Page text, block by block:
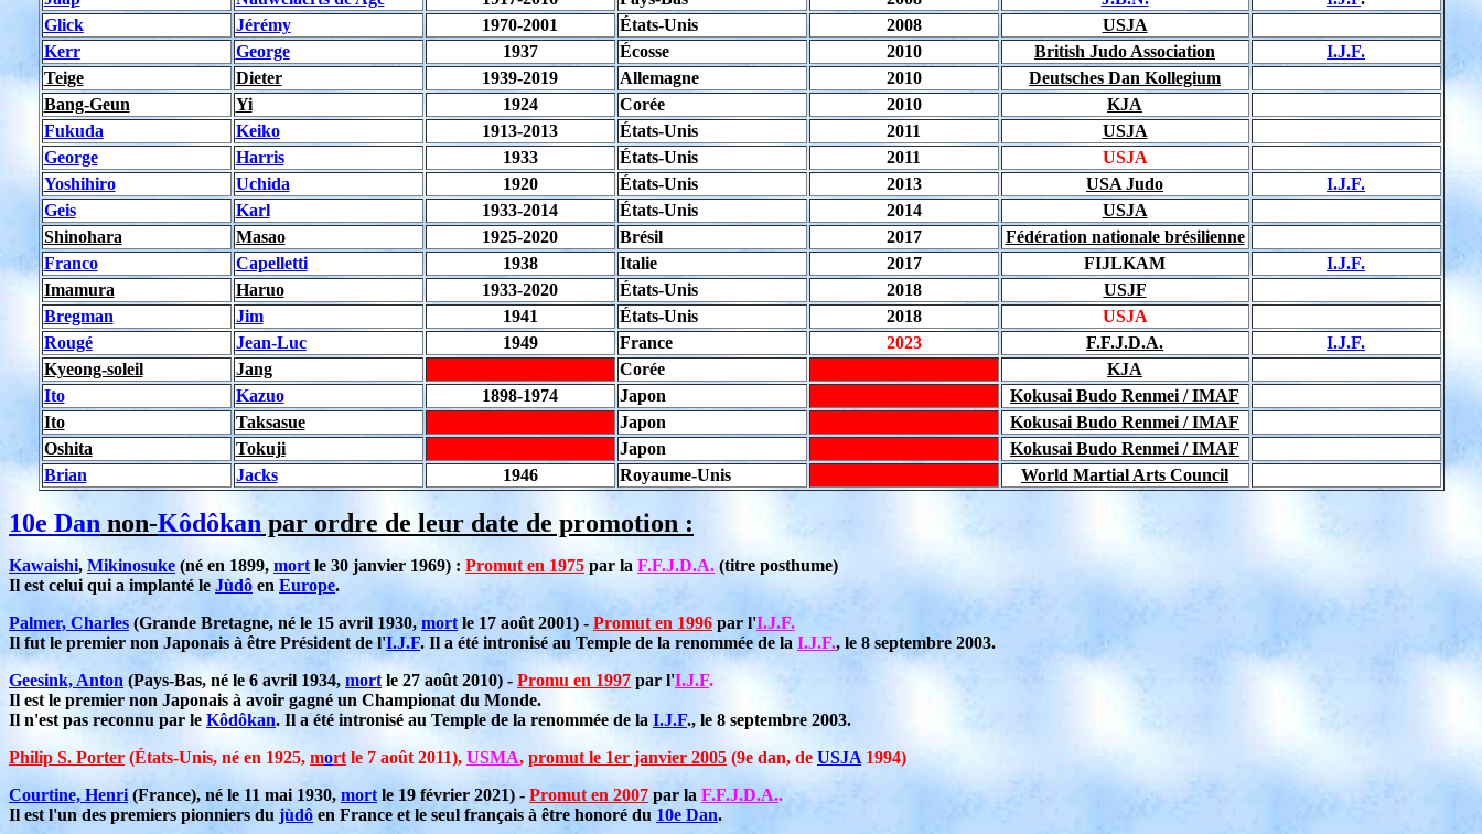
Glick
Jérémy 1970-2001 États-Unis 2008
USJA
Kerr
George 1937 Écosse 2010 British Judo Association
I.J.F.
Teige
Dieter 1939-2019 Allemagne 2010
Deutsches Dan Kollegium
Bang-Geun
Yi 1924 Corée 2010
KJA
Fukuda
Keiko 1913-2013 États-Unis 2011
USJA
George
Harris 1933 États-Unis 2011
USJA
Yoshihiro
Uchida 1920 États-Unis 2013 USA Judo
I.J.F.
Geis
Karl 1933-2014 États-Unis 2014
USJA
Shinohara
Masao 1925-2020 Brésil 2017
Fédération nationale brésilienne
Franco
Capelletti 1938 Italie 2017 FIJLKAM
I.J.F.
Imamura
Haruo 1933-2020 États-Unis 2018
USJF
Bregman
Jim 1941 États-Unis 2018
USJA
Rougé
Jean-Luc 1949 France 2023 F.F.J.D.A.
I.J.F.
Kyeong-soleil
Jang Corée
KJA
Ito
Kazuo 1898-1974 Japon
Kokusai Budo Renmei / IMAF
Ito
Taksasue Japon
Kokusai Budo Renmei / IMAF
Oshita
Tokuji Japon
Kokusai Budo Renmei / IMAF
Brian
Jacks 1946 Royaume-Unis World Martial Arts Council
10e Dan non-Kôdôkan par ordre de leur date de promotion :
Kawaishi, Mikinosuke (né en 1899, mort le 30 janvier 1969) : Promut en 1975 par la F.F.J.D.A. (titre posthume)
Il est celui qui a implanté le Jùdô en Europe.
Palmer, Charles (Grande Bretagne, né le 15 avril 1930, mort le 17 août 2001) - Promut en 1996 par l'I.J.F.
Il fut le premier non Japonais à être Président de l'I.J.F. Il a été intronisé au Temple de la renommée de la I.J.F., le 8 septembre 2003.
Geesink, Anton (Pays-Bas, né le 6 avril 1934, mort le 27 août 2010) - Promu en 1997 par l'I.J.F.
Il est le premier non Japonais à avoir gagné un Championat du Monde.
Il n'est pas reconnu par le Kôdôkan. Il a été intronisé au Temple de la renommée de la I.J.F., le 8 septembre 2003.
Philip S. Porter (États-Unis, né en 1925, mort le 7 août 2011), USMA, promut le 1er janvier 2005 (9e dan, de USJA 1994)
Courtine, Henri (France), né le 11 mai 1930, mort le 19 février 2021) - Promut en 2007 par la F.F.J.D.A..
Il est l'un des premiers pionniers du jùdô en France et le seul français à être honoré du 10e Dan.